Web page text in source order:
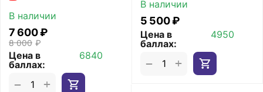
В наличии
8 000 ₽
7 600₽
Цена в
баллах:
6840
+
−
В наличии
5 500₽
Цена в
баллах:
4950
+
−